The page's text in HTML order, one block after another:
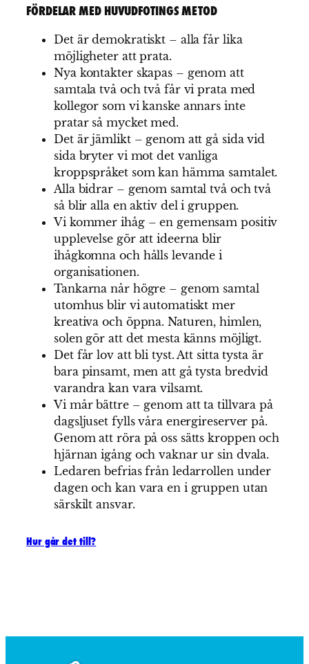
FÖRDELAR MED HUVUDFOTINGS METOD
Det är demokratiskt – alla får lika
möjligheter att prata.
Nya kontakter skapas – genom att
samtala två och två får vi prata med
kollegor som vi kanske annars inte
pratar så mycket med.
Det är jämlikt – genom att gå sida vid
sida bryter vi mot det vanliga
kroppspråket som kan hämma samtalet.
Alla bidrar – genom samtal två och två
så blir alla en aktiv del i gruppen.
Vi kommer ihåg – en gemensam positiv
upplevelse gör att ideerna blir
ihågkomna och hålls levande i
organisationen.
Tankarna når högre – genom samtal
utomhus blir vi automatiskt mer
kreativa och öppna. Naturen, himlen,
solen gör att det mesta känns möjligt.
Det får lov att bli tyst. Att sitta tysta är
bara pinsamt, men att gå tysta bredvid
varandra kan vara vilsamt.
Vi mår bättre – genom att ta tillvara på
dagsljuset fylls våra energireserver på.
Genom att röra på oss sätts kroppen och
hjärnan igång och vaknar ur sin dvala.
Ledaren befrias från ledarrollen under
dagen och kan vara en i gruppen utan
särskilt ansvar.
Hur går det till?